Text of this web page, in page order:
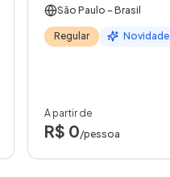
São Paulo - Brasil
Regular Novidade
A partir de
R$ 0/pessoa